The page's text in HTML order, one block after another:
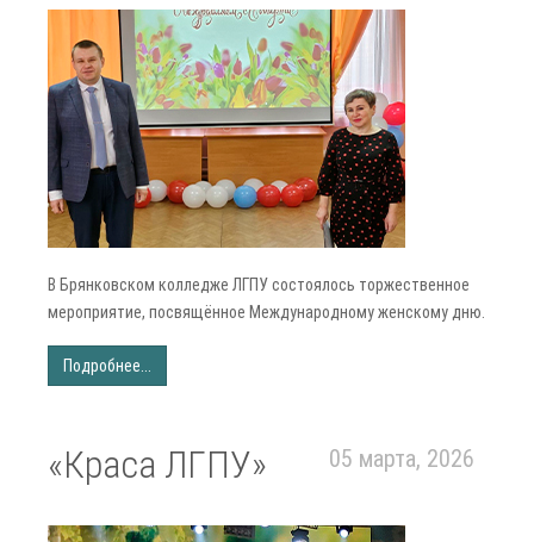
В Брянковском колледже ЛГПУ состоялось торжественное
мероприятие, посвящённое Международному женскому дню.
Подробнее...
«Краса ЛГПУ» 05 марта, 2026